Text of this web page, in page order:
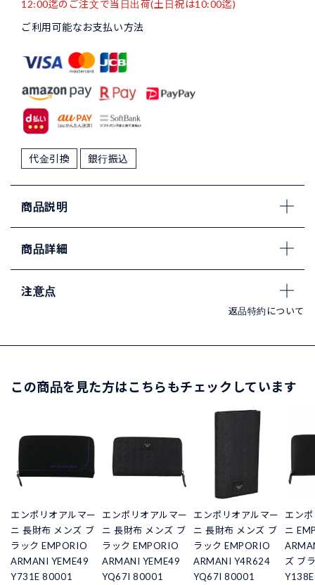
12:00迄のご注文で当日出荷(土日祝は10:00迄)
ご利用可能なお支払い方法
代金引換 銀行振込
商品説明
商品詳細
注意点
返品特約について
この商品を見た方はこちらもチェックしています
エンポリオアルマー
ニ 長財布 メンズ ブ
ラック EMPORIO
ARMANI YEME49
Y731E 80001
エンポリオアルマー
ニ 長財布 メンズ ブ
ラック EMPORIO
ARMANI YEME49
YQ67I 80001
エンポリオアルマー
ニ 長財布 メンズ ブ
ラック EMPORIO
ARMANI Y4R624
YQ67I 80001
エン
ニ
ズ ブ